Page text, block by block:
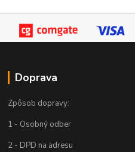
Doprava
Zpôsob dopravy:
1 - Osobný odber
2 - DPD na adresu